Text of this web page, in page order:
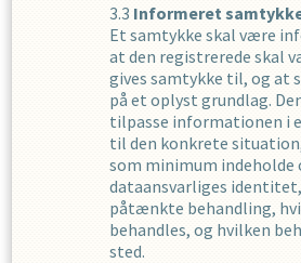
Informeret
Et samtykke skal være
at den registrerede skal
gives samtykke til, og at
på et oplyst grundlag.
tilpasse informationen i
til den konkrete
som minimum indeholde
dataansvarliges
påtænkte behandling,
behandles, og hvilken
sted.